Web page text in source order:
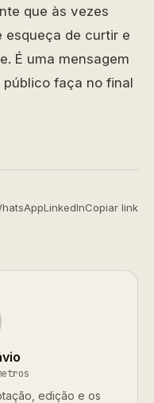
que às vezes
esqueça de curtir e
É uma mensagem
faça no final
LinkedInCopiar link
edição e os